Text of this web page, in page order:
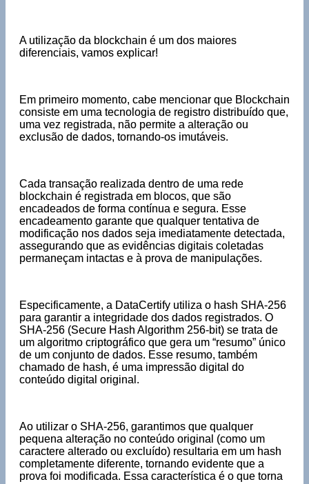
A utilização da blockchain é um dos maiores
diferenciais, vamos explicar!
Em primeiro momento, cabe mencionar que Blockchain
consiste em uma tecnologia de registro distribuído que,
uma vez registrada, não permite a alteração ou
exclusão de dados, tornando-os imutáveis.
Cada transação realizada dentro de uma rede
blockchain é registrada em blocos, que são
encadeados de forma contínua e segura. Esse
encadeamento garante que qualquer tentativa de
modificação nos dados seja imediatamente detectada,
assegurando que as evidências digitais coletadas
permaneçam intactas e à prova de manipulações.
Especificamente, a DataCertify utiliza o hash SHA-256
para garantir a integridade dos dados registrados. O
SHA-256 (Secure Hash Algorithm 256-bit) se trata de
um algoritmo criptográfico que gera um “resumo” único
de um conjunto de dados. Esse resumo, também
chamado de hash, é uma impressão digital do
conteúdo digital original.
Ao utilizar o SHA-256, garantimos que qualquer
pequena alteração no conteúdo original (como um
caractere alterado ou excluído) resultaria em um hash
completamente diferente, tornando evidente que a
prova foi modificada. Essa característica é o que torna